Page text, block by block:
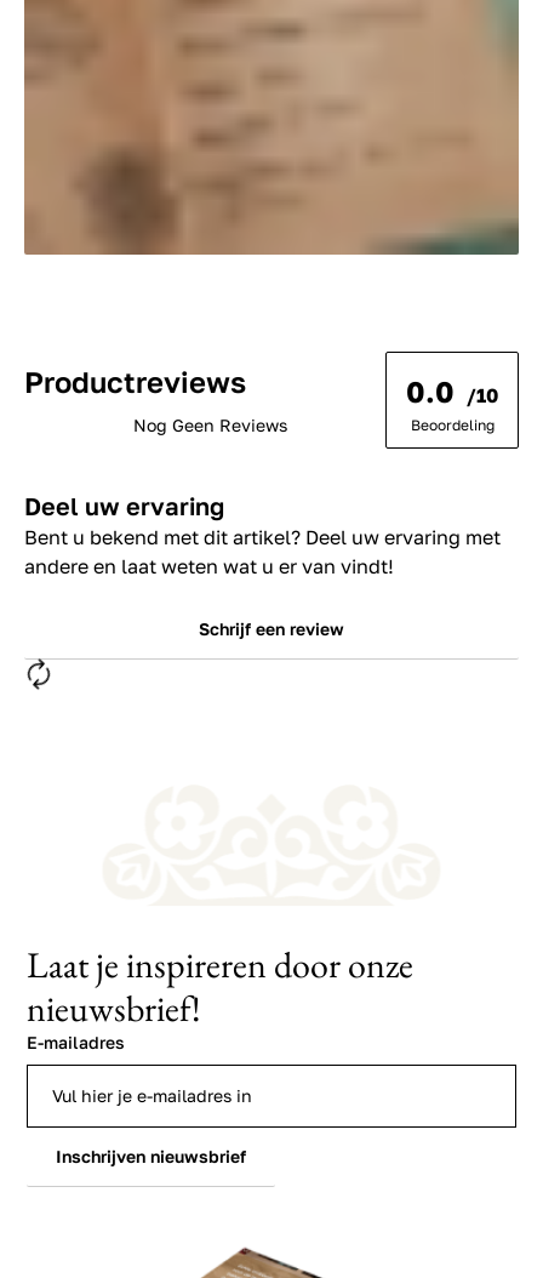
Productreviews
Nog Geen Reviews
0.0 /10
Beoordeling
Deel uw ervaring
Bent u bekend met dit artikel? Deel uw ervaring met
andere en laat weten wat u er van vindt!
Schrijf een review
Laat je inspireren door onze
nieuwsbrief!
E-mailadres
Inschrijven nieuwsbrief